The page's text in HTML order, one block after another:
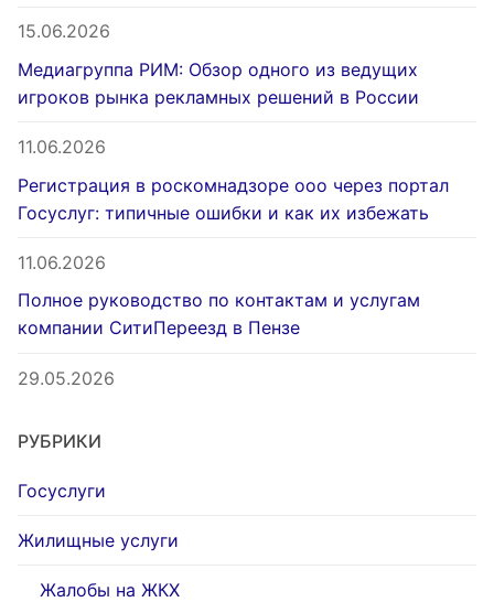
15.06.2026
Медиагруппа РИМ: Обзор одного из ведущих
игроков рынка рекламных решений в России
11.06.2026
Регистрация в роскомнадзоре ооо через портал
Госуслуг: типичные ошибки и как их избежать
11.06.2026
Полное руководство по контактам и услугам
компании СитиПереезд в Пензе
29.05.2026
РУБРИКИ
Госуслуги
Жилищные услуги
Жалобы на ЖКХ